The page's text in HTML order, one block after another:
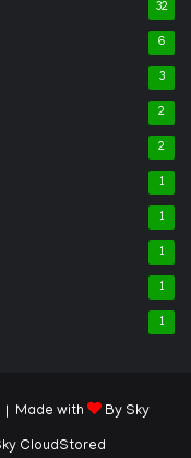
32
6
3
2
2
1
1
1
1
1
| Made with By Sky
CloudStored